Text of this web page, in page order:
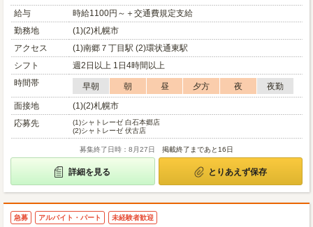
給与
時給1100円～＋交通費規定支給
勤務地
(1)(2)札幌市
アクセス
(1)南郷７丁目駅 (2)環状通東駅
シフト
週2日以上 1日4時間以上
時間帯
早朝 朝 昼 夕方 夜
夜勤
面接地
(1)(2)札幌市
応募先
(1)シャトレーゼ 白石本郷店
(2)シャトレーゼ 伏古店
募集終了日時：8月27日 掲載終了まであと16日
詳細を見る とりあえず保存
急募 アルバイト・パート 未経験者歓迎